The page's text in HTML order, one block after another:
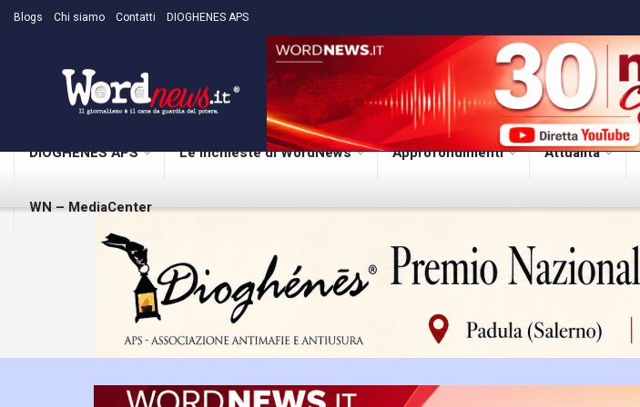
Blogs Chi siamo Contatti DIOGHENES APS
DIOGHENES APS Le inchieste di WordNews Approfondimenti Attualità
WN – MediaCenter